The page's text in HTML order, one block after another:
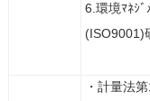
6.環境ﾏﾈｼﾞ
(ISO9001)
・計量法